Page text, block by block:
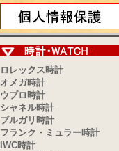
ロレックス時計
オメガ時計
ウブロ時計
シャネル時計
ブルガリ時計
フランク・ミュラー時計
IWC時計